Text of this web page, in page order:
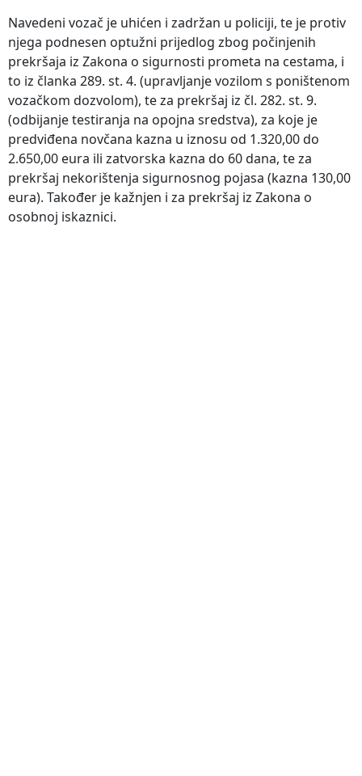
Navedeni vozač je uhićen i zadržan u policiji, te je protiv
njega podnesen optužni prijedlog zbog počinjenih
prekršaja iz Zakona o sigurnosti prometa na cestama, i
to iz članka 289. st. 4. (upravljanje vozilom s poništenom
vozačkom dozvolom), te za prekršaj iz čl. 282. st. 9.
(odbijanje testiranja na opojna sredstva), za koje je
predviđena novčana kazna u iznosu od 1.320,00 do
2.650,00 eura ili zatvorska kazna do 60 dana, te za
prekršaj nekorištenja sigurnosnog pojasa (kazna 130,00
eura). Također je kažnjen i za prekršaj iz Zakona o
osobnoj iskaznici.